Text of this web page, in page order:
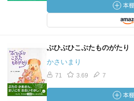
ぶひぶひこぶたものがたり
かさいまり
71 3.69 7